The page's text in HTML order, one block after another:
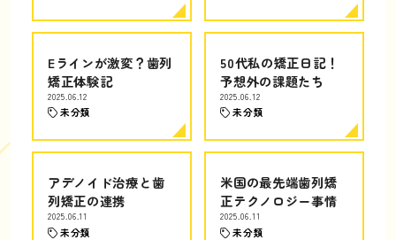
Eラインが激変？歯列
矯正体験記
2025.06.12
未分類
50代私の矯正日記！
予想外の課題たち
2025.06.12
未分類
アデノイド治療と歯
列矯正の連携
2025.06.11
未分類
米国の最先端歯列矯
正テクノロジー事情
2025.06.11
未分類